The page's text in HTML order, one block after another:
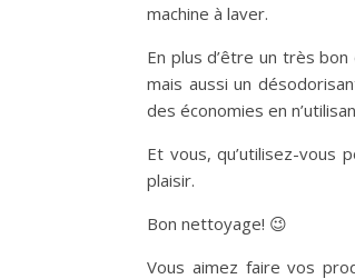
machine à laver.
En plus d’être un très
mais aussi un
des économies en
Et vous, qu’utilisez-vous
plaisir.
Bon nettoyage! 😉
Vous aimez faire vos